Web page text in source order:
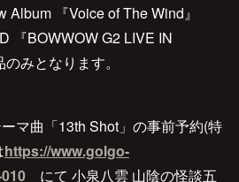
『Voice of The Wind』
『BOWWOW G2 LIVE IN
みとなります。
マ曲「13th Shot」の事前予約(特
https://www.golgo-
にて 小泉八雲 山陰の怪談五